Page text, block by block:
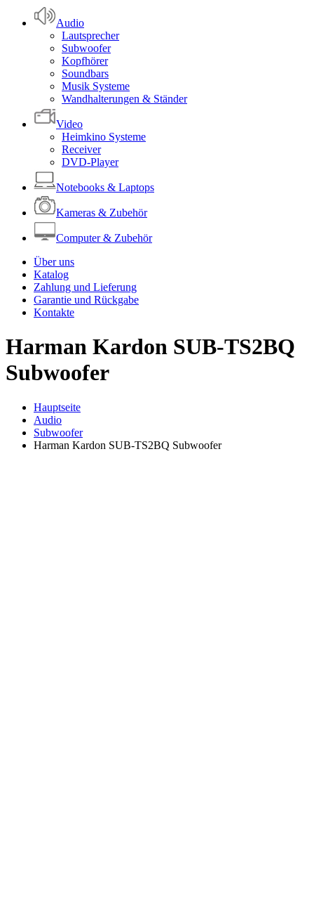
Audio
Lautsprecher
Subwoofer
Kopfhörer
Soundbars
Musik Systeme
Wandhalterungen & Ständer
Video
Heimkino Systeme
Receiver
DVD-Player
Notebooks & Laptops
Kameras & Zubehör
Computer & Zubehör
Über uns
Katalog
Zahlung und Lieferung
Garantie und Rückgabe
Kontakte
Harman Kardon SUB-TS2BQ
Subwoofer
Hauptseite
Audio
Subwoofer
Harman Kardon SUB-TS2BQ Subwoofer